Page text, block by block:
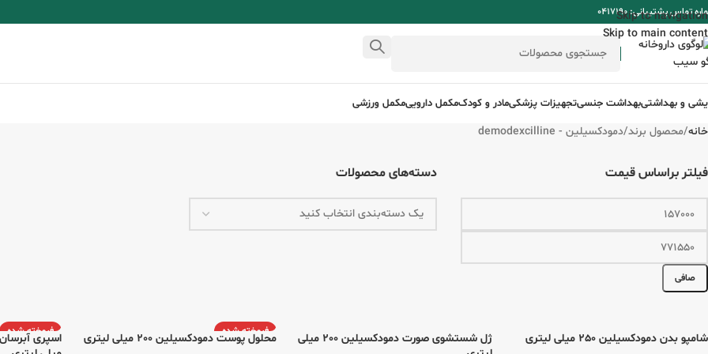
Skip to navigation
Skip to main content
تماس پشتیبانی: 0417190
و بهداشتیبهداشت جنسیتجهیزات پزشکیمادر و کودکمکمل داروییمکمل ورزشی
خانه محصول برند دمودکسیلین - demodexcilline
فیلتر براساس قیمت
صافی
دسته‌های محصولات
شامپو بدن دمودکسیلین 250 میلی لیتری
ژل شستشوی صورت دمودکسیلین 200 میلی
فروخته شده
محلول پوست دمودکسیلین 200 میلی لیتری فروخته شده